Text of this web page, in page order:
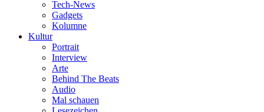
Tech-News
Gadgets
Kolumne
Kultur
Portrait
Interview
Arte
Behind The Beats
Audio
Mal schauen